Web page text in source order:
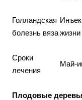
Голландская
болезнь вяза
Сроки
лечения
Май-
Плодовые